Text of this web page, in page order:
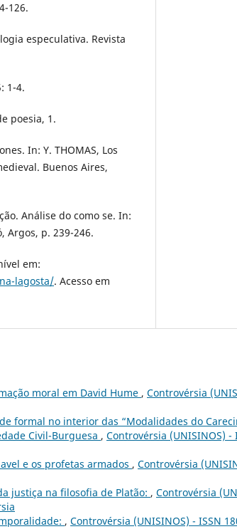
126.
especulativa. Revista
1-4.
poesia, 1.
In: Y. THOMAS, Los
Buenos Aires,
Análise do como se. In:
Argos, p. 239-246.
em:
lagosta/. Acesso em
moral em David Hume , Controvérsia
formal no interior das “Modalidades do
Civil-Burguesa , Controvérsia (UNISINOS) -
e os profetas armados , Controvérsia
justiça na filosofia de Platão: , Controvérsia
, Controvérsia (UNISINOS) - ISSN